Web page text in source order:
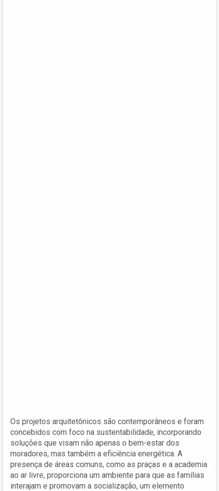
Os projetos arquitetônicos são contemporâneos e foram
concebidos com foco na sustentabilidade, incorporando
soluções que visam não apenas o bem-estar dos
moradores, mas também a eficiência energética. A
presença de áreas comuns, como as praças e a academia
ao ar livre, proporciona um ambiente para que as famílias
interajam e promovam a socialização, um elemento